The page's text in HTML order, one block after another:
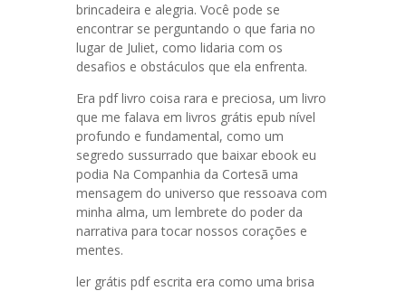
brincadeira e alegria. Você pode se
encontrar se perguntando o que faria no
lugar de Juliet, como lidaria com os
desafios e obstáculos que ela enfrenta.
Era pdf livro coisa rara e preciosa, um livro
que me falava em livros grátis epub nível
profundo e fundamental, como um
segredo sussurrado que baixar ebook eu
podia Na Companhia da Cortesã uma
mensagem do universo que ressoava com
minha alma, um lembrete do poder da
narrativa para tocar nossos corações e
mentes.
ler grátis pdf escrita era como uma brisa